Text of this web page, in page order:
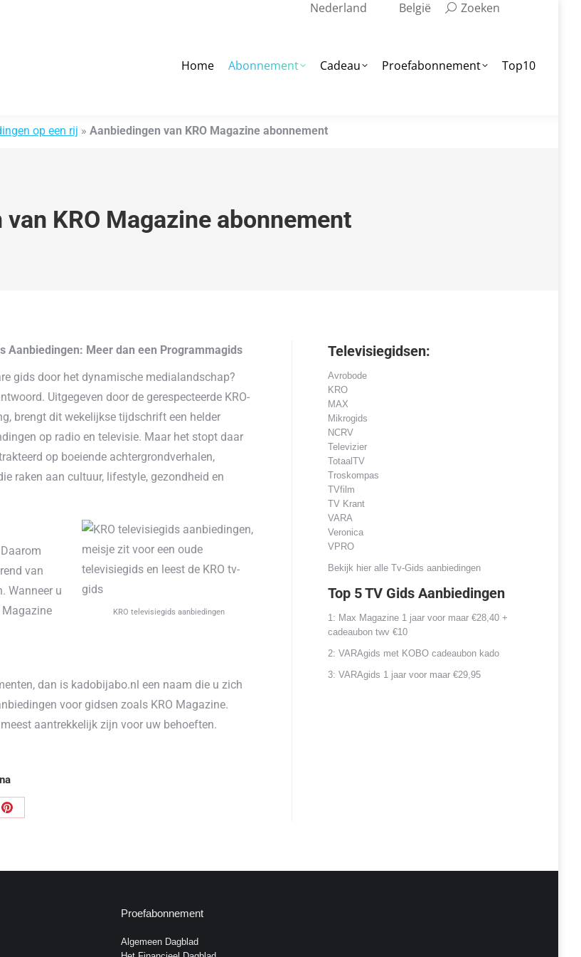
Nederland België Zoeken:
Zoeken
Home Abonnement Cadeau Proefabonnement Top10
op een rij » Aanbiedingen van KRO Magazine abonnement
KRO Magazine abonnement
Aanbiedingen: Meer dan een Programmagids
gids door het dynamische medialandschap?
Uitgegeven door de gerespecteerde KRO-
brengt dit wekelijkse tijdschrift een helder
op radio en televisie. Maar het stopt daar
op boeiende achtergrondverhalen,
raken aan cultuur, lifestyle, gezondheid en
KRO televisiegids aanbiedingen
van
Wanneer u
Magazine
dan is kadobijabo.nl een naam die u zich
voor gidsen zoals KRO Magazine.
aantrekkelijk zijn voor uw behoeften.
Deel
Televisiegidsen:
Avrobode
KRO
MAX
Mikrogids
NCRV
Televizier
TotaalTV
Troskompas
TVfilm
TV Krant
VARA
Veronica
VPRO
Bekijk hier alle Tv-Gids aanbiedingen
Top 5 TV Gids Aanbiedingen
1: Max Magazine 1 jaar voor maar €28,40 +
cadeaubon twv €10
2: VARAgids met KOBO cadeaubon kado
3: VARAgids 1 jaar voor maar €29,95
Proefabonnement
Algemeen Dagblad